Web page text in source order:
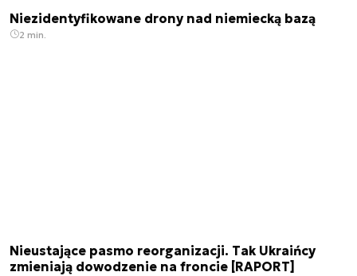
Niezidentyfikowane drony nad niemiecką bazą
2 min.
Nieustające pasmo reorganizacji. Tak Ukraińcy
zmieniają dowodzenie na froncie [RAPORT]